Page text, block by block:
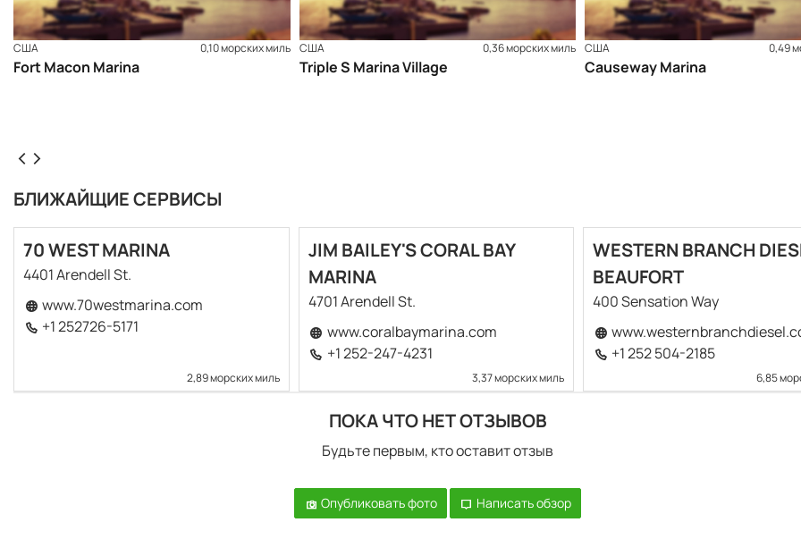
США 0,10 морских миль
Fort Macon Marina
США 0,36 морских миль
Triple S Marina Village
США 0,49
Causeway Marina
БЛИЖАЙЩИЕ СЕРВИСЫ
70 WEST MARINA
4401 Arendell St.
www.70westmarina.com
+1 252726-5171
2,89 морских миль
JIM BAILEY'S CORAL BAY
MARINA
4701 Arendell St.
www.coralbaymarina.com
+1 252-247-4231
3,37 морских миль
WESTERN BRANCH
BEAUFORT
400 Sensation Way
+1 252 504-2185
6,85
ПОКА ЧТО НЕТ ОТЗЫВОВ
Будьте первым, кто оставит отзыв
Опубликовать фото Написать обзор